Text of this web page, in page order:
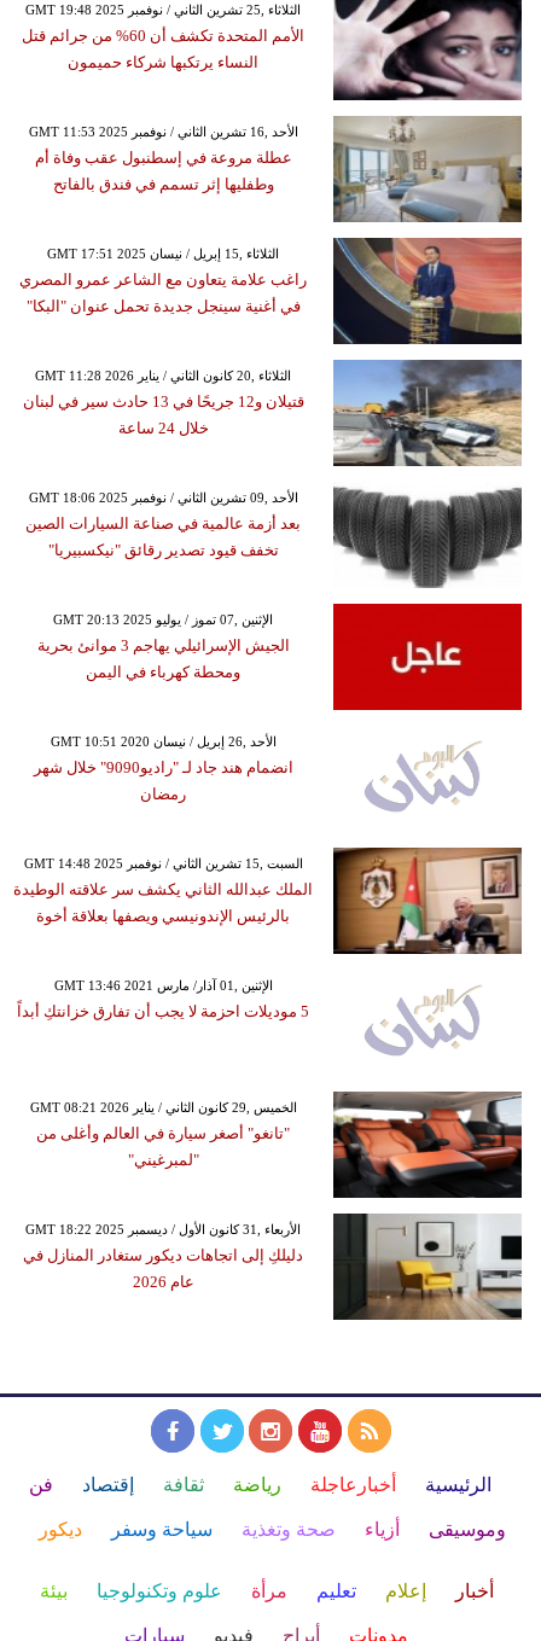
GMT 19:48 2025 الثلاثاء ,25 تشرين الثاني / نوفمبر
الأمم المتحدة تكشف أن 60% من جرائم قتل
النساء يرتكبها شركاء حميمون
GMT 11:53 2025 الأحد ,16 تشرين الثاني / نوفمبر
عطلة مروعة في إسطنبول عقب وفاة أم
وطفليها إثر تسمم في فندق بالفاتح
GMT 17:51 2025 الثلاثاء ,15 إبريل / نيسان
راغب علامة يتعاون مع الشاعر عمرو المصري
في أغنية سينجل جديدة تحمل عنوان "البكا"
GMT 11:28 2026 الثلاثاء ,20 كانون الثاني / يناير
قتيلان و12 جريحًا في 13 حادث سير في لبنان
خلال 24 ساعة
GMT 18:06 2025 الأحد ,09 تشرين الثاني / نوفمبر
بعد أزمة عالمية في صناعة السيارات الصين
تخفف قيود تصدير رقائق "نيكسبيريا"
GMT 20:13 2025 الإثنين ,07 تموز / يوليو
الجيش الإسرائيلي يهاجم 3 موانئ بحرية
ومحطة كهرباء في اليمن
GMT 10:51 2020 الأحد ,26 إبريل / نيسان
انضمام هند جاد لـ "راديو9090" خلال شهر
رمضان
GMT 14:48 2025 السبت ,15 تشرين الثاني / نوفمبر
الملك عبدالله الثاني يكشف سر علاقته الوطيدة
بالرئيس الإندونيسي ويصفها بعلاقة أخوة
GMT 13:46 2021 الإثنين ,01 آذار/ مارس
5 موديلات احزمة لا يجب أن تفارق خزانتكِ أبداً
GMT 08:21 2026 الخميس ,29 كانون الثاني / يناير
"تانغو" أصغر سيارة في العالم وأغلى من
"لمبرغيني"
GMT 18:22 2025 الأربعاء ,31 كانون الأول / ديسمبر
دليلكِ إلى اتجاهات ديكور ستغادر المنازل في
عام 2026
الرئيسية أخبارعاجلة رياضة ثقافة إقتصاد فن
وموسيقى أزياء صحة وتغذية سياحة وسفر ديكور
أخبار إعلام تعليم مرأة علوم وتكنولوجيا بيئة
مدونات أبراج فيديو سيارات